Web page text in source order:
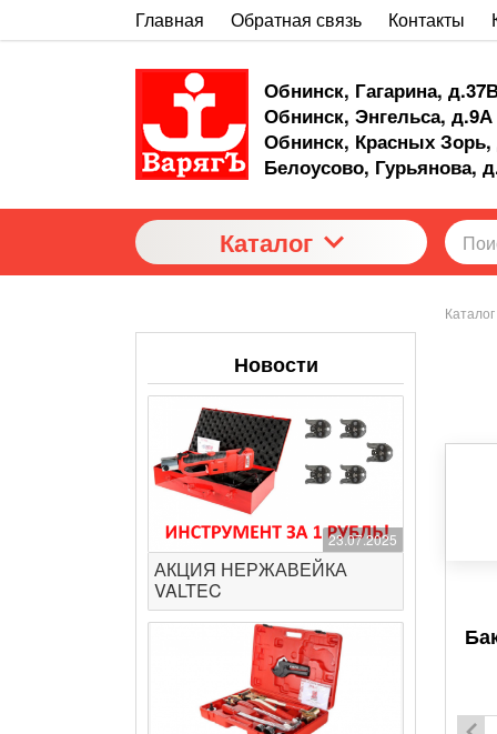
Главная Обратная связь Контакты
Обнинск, Гагарина,
Обнинск, Энгельса, д.9А
Обнинск, Красных Зорь,
Белоусово, Гурьянова,
Каталог
Новости
23.07.2025
АКЦИЯ НЕРЖАВЕЙКА
VALTEC
Каталог